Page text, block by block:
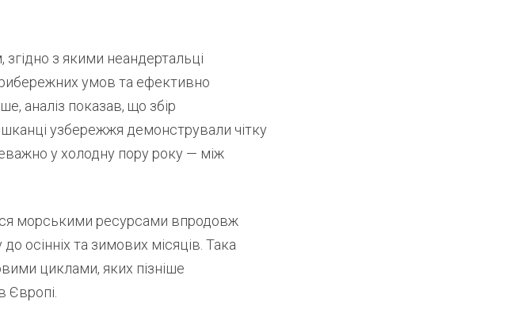
з якими неандертальці
умов та ефективно
аналіз показав, що збір
узбережжя демонстрували чітку
у холодну пору року — між
морськими ресурсами впродовж
осінніх та зимових місяців. Така
циклами, яких пізніше
Європі.